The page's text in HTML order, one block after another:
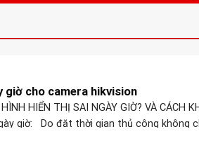
giờ cho camera hikvision
HIỂN THỊ SAI NGÀY GIỜ? VÀ
giờ: Do đặt thời gian thủ công không